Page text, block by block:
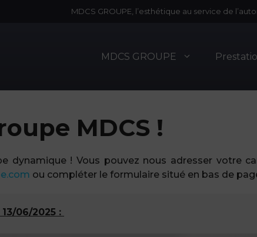
MDCS GROUPE, l’esthétique au service de
MDCS GROUPE
MDCS !
dynamique ! Vous pouvez nous adresser votre
ou compléter le formulaire situé en bas de
06/2025 :